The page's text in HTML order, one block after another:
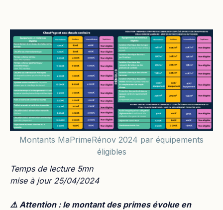
Montants MaPrimeRénov 2024 par équipements
éligibles
Temps de lecture 5mn
mise à jour 25/04/2024
⚠️ Attention : le montant des primes évolue en